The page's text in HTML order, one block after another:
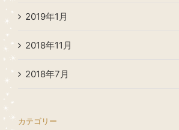
2019年1月
2018年11月
2018年7月
カテゴリー